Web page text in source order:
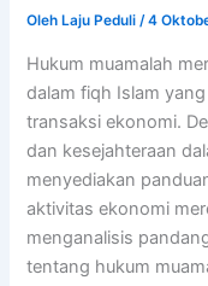
Oleh Laju Peduli/4
Hukum muamalah
dalam fiqh Islam
transaksi ekonomi.
dan kesejahteraan
menyediakan
aktivitas ekonomi
menganalisis
tentang hukum